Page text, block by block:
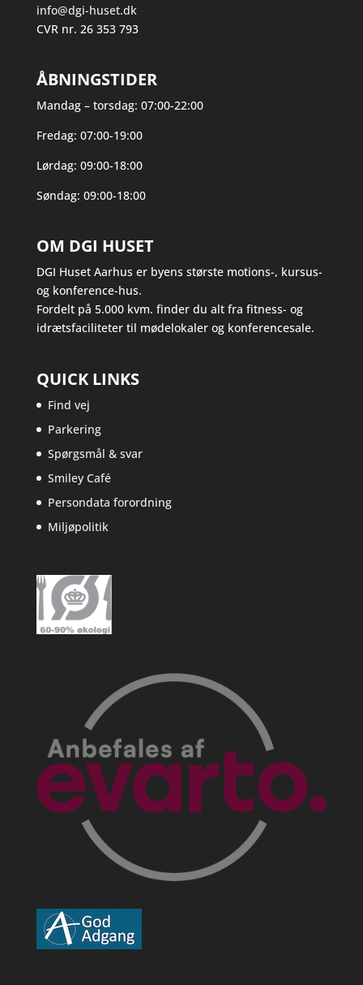
info@dgi-huset.dk
CVR nr. 26 353 793
ÅBNINGSTIDER
Mandag – torsdag: 07:00-22:00
Fredag: 07:00-19:00
Lørdag: 09:00-18:00
Søndag: 09:00-18:00
OM DGI HUSET
DGI Huset Aarhus er byens største motions-, kursus-
og konference-hus.
Fordelt på 5.000 kvm. finder du alt fra fitness- og
idrætsfaciliteter til mødelokaler og konferencesale.
QUICK LINKS
Find vej
Parkering
Spørgsmål & svar
Smiley Café
Persondata forordning
Miljøpolitik